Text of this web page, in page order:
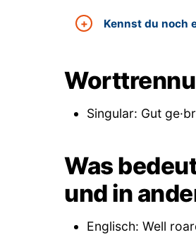
Kennst du noch
Singular: Gut
Was
und in
Englisch: Well